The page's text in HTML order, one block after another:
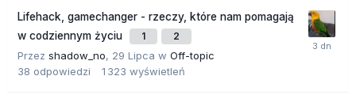
Lifehack, gamechanger - rzeczy, które nam pomagają
w codziennym życiu
1 2
Przez shadow_no, 29 Lipca w Off-topic
38 odpowiedzi 1 323 wyświetleń